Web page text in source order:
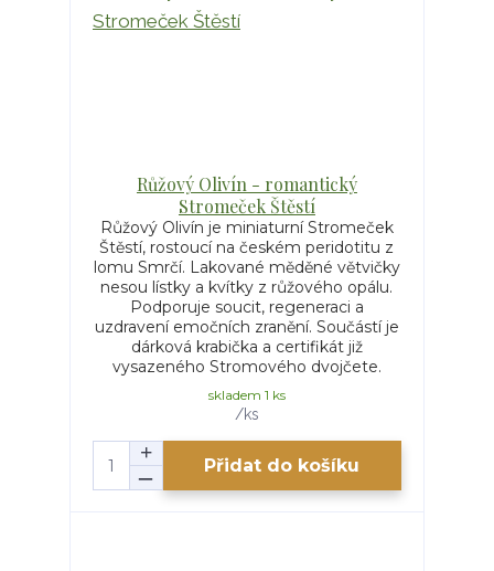
Růžový Olivín - romantický
Stromeček Štěstí
Růžový Olivín je miniaturní Stromeček
Štěstí, rostoucí na českém peridotitu z
lomu Smrčí. Lakované měděné větvičky
nesou lístky a kvítky z růžového opálu.
Podporuje soucit, regeneraci a
uzdravení emočních zranění. Součástí je
dárková krabička a certifikát již
vysazeného Stromového dvojčete.
/ks
skladem 1 ks
Přidat do košíku